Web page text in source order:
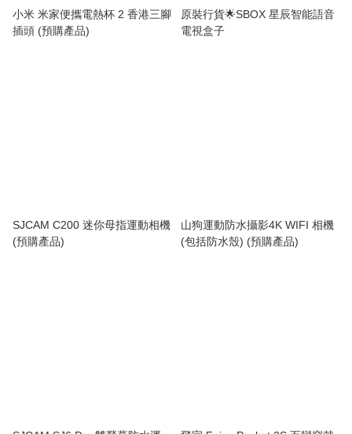
小米 米家便攜電熱杯 2 香港三腳
插頭 (預購產品)
原裝行貨🌟SBOX 星辰智能語音
電視盒子
SJCAM C200 迷你母指運動相機
(預購產品)
山狗運動防水攝影4K WIFI 相機
(包括防水殼) (預購產品)